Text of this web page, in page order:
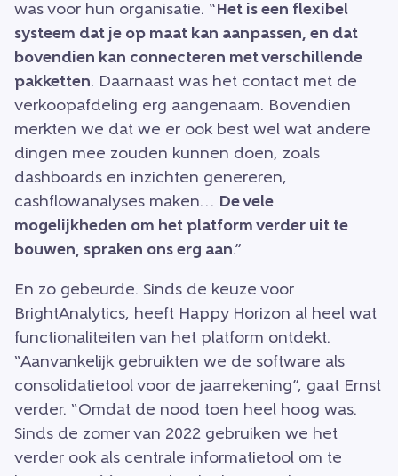
was voor hun organisatie. “Het is een flexibel
systeem dat je op maat kan aanpassen, en dat
bovendien kan connecteren met verschillende
pakketten. Daarnaast was het contact met de
verkoopafdeling erg aangenaam. Bovendien
merkten we dat we er ook best wel wat andere
dingen mee zouden kunnen doen, zoals
dashboards en inzichten genereren,
cashflowanalyses maken… De vele
mogelijkheden om het platform verder uit te
bouwen, spraken ons erg aan.”
En zo gebeurde. Sinds de keuze voor
BrightAnalytics, heeft Happy Horizon al heel wat
functionaliteiten van het platform ontdekt.
“Aanvankelijk gebruikten we de software als
consolidatietool voor de jaarrekening”, gaat Ernst
verder. “Omdat de nood toen heel hoog was.
Sinds de zomer van 2022 gebruiken we het
verder ook als centrale informatietool om te